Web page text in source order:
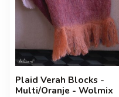
Plaid Verah Blocks -
Multi/Oranje - Wolmix